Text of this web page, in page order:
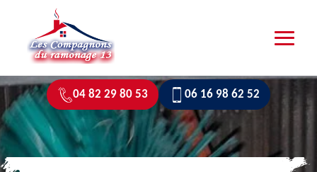
04 82 29 80 53 06 16 98 62 52